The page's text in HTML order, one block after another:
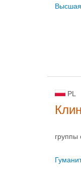
Высшая
PL
группы